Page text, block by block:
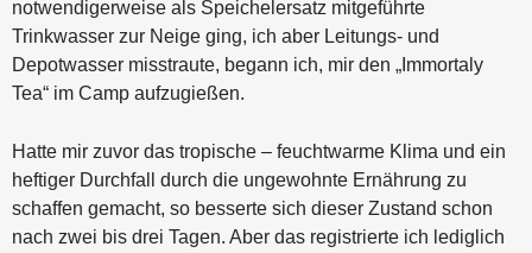
notwendigerweise als Speichelersatz mitgeführte
Trinkwasser zur Neige ging, ich aber Leitungs- und
Depotwasser misstraute, begann ich, mir den „Immortaly
Tea“ im Camp aufzugießen.
Hatte mir zuvor das tropische – feuchtwarme Klima und ein
heftiger Durchfall durch die ungewohnte Ernährung zu
schaffen gemacht, so besserte sich dieser Zustand schon
nach zwei bis drei Tagen. Aber das registrierte ich lediglich